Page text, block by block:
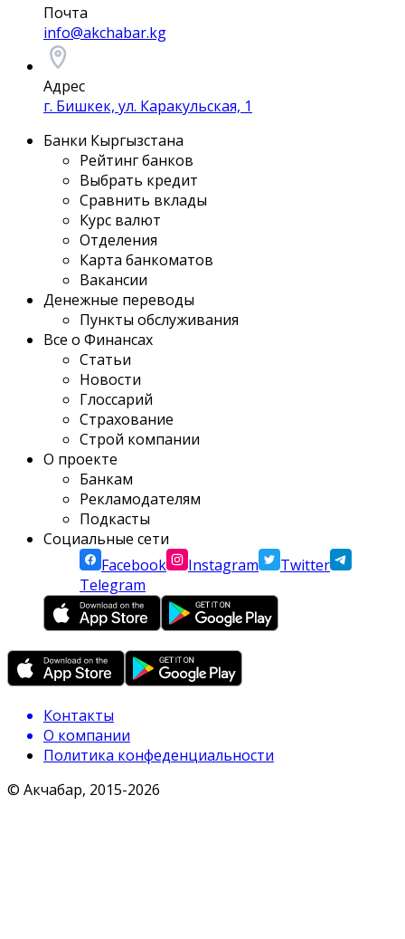
Почта
info@akchabar.kg
Адрес
г. Бишкек, ул. Каракульская, 1
Банки Кыргызстана
Рейтинг банков
Выбрать кредит
Сравнить вклады
Курс валют
Отделения
Карта банкоматов
Вакансии
Денежные переводы
Пункты обслуживания
Все о Финансах
Статьи
Новости
Глоссарий
Страхование
Строй компании
О проекте
Банкам
Рекламодателям
Подкасты
Социальные сети
Facebook
Instagram
Twitter
Telegram
Контакты
О компании
Политика конфеденциальности
© Акчабар, 2015-2026